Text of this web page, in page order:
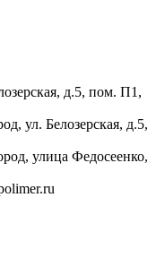
д.5, пом. П1,
ул. Белозерская, д.5,
улица Федосеенко,